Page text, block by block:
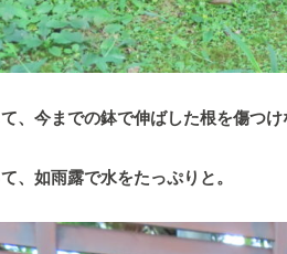
、今までの鉢で伸ばした根を傷つけ
、如雨露で水をたっぷりと。